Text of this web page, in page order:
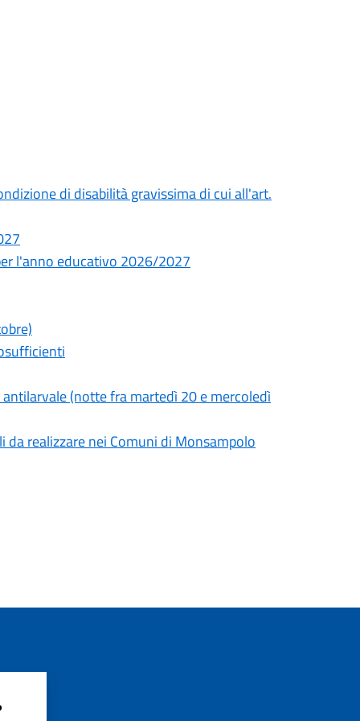
di disabilità gravissima di cui all'art.
l'anno educativo 2026/2027
(notte fra martedì 20 e mercoledì
realizzare nei Comuni di Monsampolo